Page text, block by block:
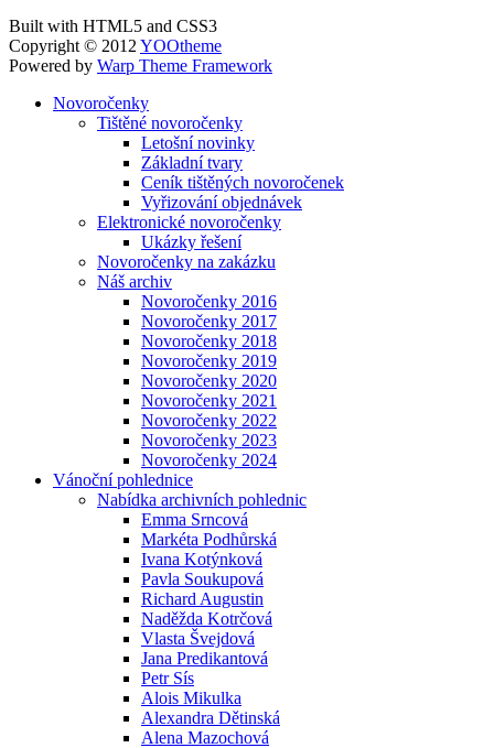
Built with HTML5 and CSS3
Copyright © 2012 YOOtheme
Powered by Warp Theme Framework
Novoročenky
Tištěné novoročenky
Letošní novinky
Základní tvary
Ceník tištěných novoročenek
Vyřizování objednávek
Elektronické novoročenky
Ukázky řešení
Novoročenky na zakázku
Náš archiv
Novoročenky 2016
Novoročenky 2017
Novoročenky 2018
Novoročenky 2019
Novoročenky 2020
Novoročenky 2021
Novoročenky 2022
Novoročenky 2023
Novoročenky 2024
Vánoční pohlednice
Nabídka archivních pohlednic
Emma Srncová
Markéta Podhůrská
Ivana Kotýnková
Pavla Soukupová
Richard Augustin
Naděžda Kotrčová
Vlasta Švejdová
Jana Predikantová
Petr Sís
Alois Mikulka
Alexandra Dětinská
Alena Mazochová